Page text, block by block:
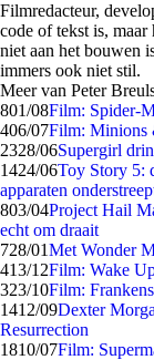
Filmredacteur,
code of tekst is,
niet aan het bouwen
immers ook niet stil.
Meer van Peter
801/08Film: Spider-
406/07Film: Minions
2328/06Supergirl
1424/06Toy Story 5:
apparaten
803/04Project Hail
echt om draait
728/01Met Wonder
413/12Film: Wake
323/10Film:
1412/09Dexter
Resurrection
1810/07Film: